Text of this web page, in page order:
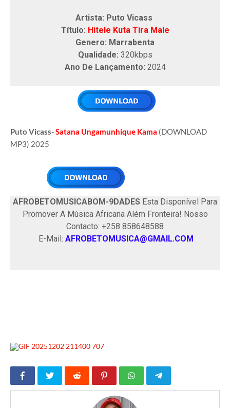
Artista: Puto Vicass
Título: Hitele Kuta Tira Male
Genero: Marrabenta
Qualidade: 320kbps
Ano De Lançamento: 2024
Puto Vicass-Satana Ungamunhique Kama (DOWNLOAD
MP3) 2025
AFROBETOMUSICABOM-9DADES Esta Disponível Para
Promover A Música Africana Além Fronteira! Nosso
Contacto: +258 858648588
E-Mail: AFROBETOMUSICA@GMAIL.COM